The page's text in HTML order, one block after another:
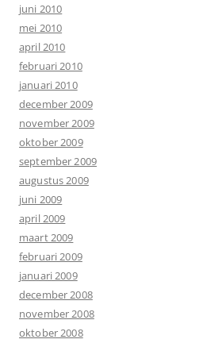
juni 2010
mei 2010
april 2010
februari 2010
januari 2010
december 2009
november 2009
oktober 2009
september 2009
augustus 2009
juni 2009
april 2009
maart 2009
februari 2009
januari 2009
december 2008
november 2008
oktober 2008